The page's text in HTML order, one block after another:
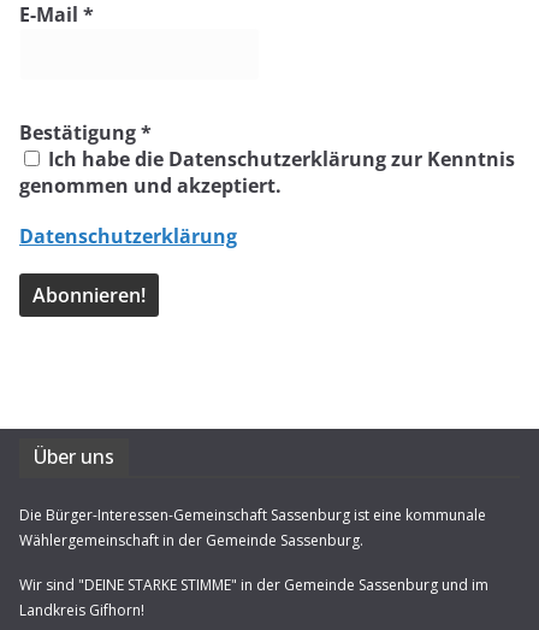
E-Mail *
Bestätigung*
Ich habe die Datenschutzerklärung zur Kenntnis
genommen und akzeptiert.
Datenschutzerklärung
Über uns
Die Bürger-Interessen-Gemeinschaft Sassenburg ist eine kommunale
Wählergemeinschaft in der Gemeinde Sassenburg.
Wir sind "DEINE STARKE STIMME" in der Gemeinde Sassenburg und im
Landkreis Gifhorn!